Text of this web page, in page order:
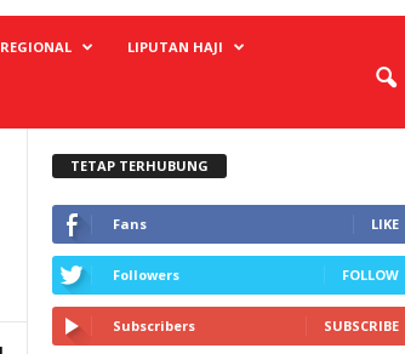
REGIONAL LIPUTAN HAJI
TETAP TERHUBUNG
Fans LIKE
Followers FOLLOW
Subscribers SUBSCRIBE